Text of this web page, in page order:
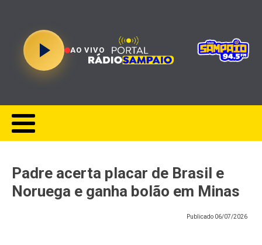
AO VIVO
Padre acerta placar de Brasil e
Noruega e ganha bolão em Minas
Publicado 06/07/2026